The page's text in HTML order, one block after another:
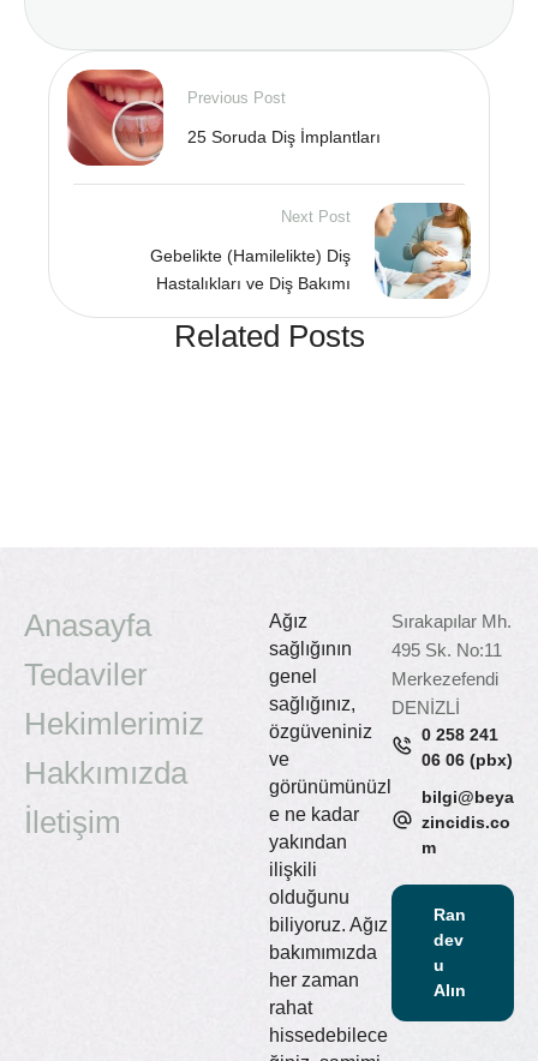
Previous Post
25 Soruda Diş İmplantları
Next Post
Gebelikte (Hamilelikte) Diş
Hastalıkları ve Diş Bakımı
Related Posts
Anasayfa
Tedaviler
Hekimlerimiz
Hakkımızda
İletişim
Ağız
sağlığının
genel
sağlığınız,
özgüveniniz
ve
görünümünüzl
e ne kadar
yakından
ilişkili
olduğunu
biliyoruz. Ağız
bakımımızda
her zaman
rahat
hissedebilece
Sırakapılar Mh.
495 Sk. No:11
Merkezefendi
DENİZLİ
0 258 241
06 06 (pbx)
bilgi@beya
zincidis.co
m
Ran
dev
u
Alın